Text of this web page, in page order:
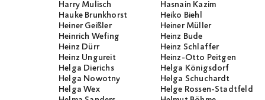
Harry Mulisch
Hasnain Kazim
Hauke Brunkhorst
Heiko Biehl
Heiner Geißler
Heiner Müller
Heinrich Wefing
Heinz Bude
Heinz Dürr
Heinz Schlaffer
Heinz Ungureit
Heinz-Otto Peitgen
Helga Dierichs
Helga Königsdorf
Helga Nowotny
Helga Schuchardt
Helga Wex
Helge Rossen-Stadtfeld